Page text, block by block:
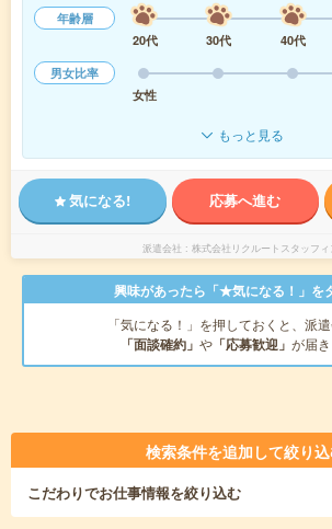
年齢層
20代
30代 40代
男女比率
女性
もっと見る
気になる! 応募へ進む
派遣会社 株式会社リクルートスタッフィ
興味があったら「★気になる！」を
「気になる！」を押しておくと、派
「面談確約」 や 「応募歓迎」 が届き
検索条件を追加して絞り
こだわりでお仕事情報を絞り込む